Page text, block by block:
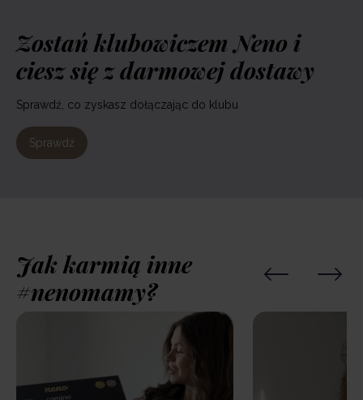
Zostań klubowiczem Neno i
ciesz się z darmowej dostawy
Sprawdź, co zyskasz dołączając do klubu
Sprawdź
Jak karmią inne
#nenomamy?